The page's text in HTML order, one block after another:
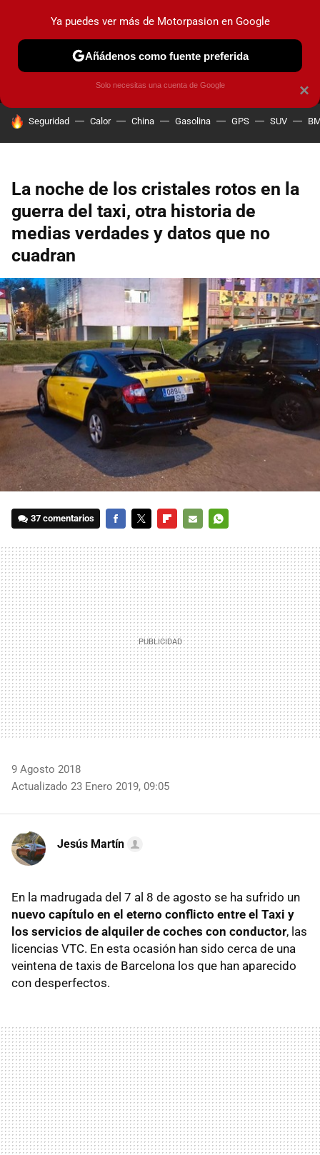
MENÚ NUEVO
COCHES ELÉCTRICOS OBSERVATORIO
HOY SE HABLA DE
Seguridad Calor China Gasolina GPS SUV
La noche de los cristales rotos en la
guerra del taxi, otra historia de
medias verdades y datos que no
cuadran
37 comentarios
MAIL
9 Agosto 2018
Actualizado 23 Enero 2019, 09:05
Jesús Martín
En la madrugada del 7 al 8 de agosto se ha sufrido un
nuevo capítulo en el eterno conflicto entre el Taxi y
los servicios de alquiler de coches con conductor, las
licencias VTC. En esta ocasión han sido cerca de una
veintena de taxis de Barcelona los que han aparecido
con desperfectos.
×
Ya puedes ver más de Motorpasion en Google
Añádenos como fuente preferida
Solo necesitas una cuenta de Google